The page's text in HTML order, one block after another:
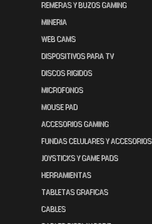
REMERAS Y BUZOS GAMING
MINERIA
WEB CAMS
DISPOSITIVOS PARA TV
DISCOS RIGIDOS
MICROFONOS
MOUSE PAD
ACCESORIOS GAMING
FUNDAS CELULARES Y ACCESORIOS
JOYSTICKS Y GAME PADS
HERRAMIENTAS
TABLETAS GRAFICAS
CABLES
$28.788
$21.766